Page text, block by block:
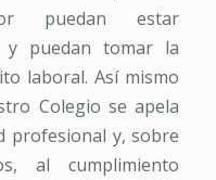
puedan estar
y puedan tomar la
laboral. Así mismo
Colegio se apela
profesional y, sobre
al cumplimiento